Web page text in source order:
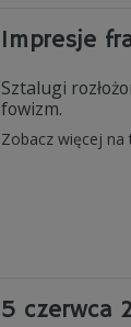
Impresje
Sztalugi
fowizm.
Zobacz więcej na
5 czerwca